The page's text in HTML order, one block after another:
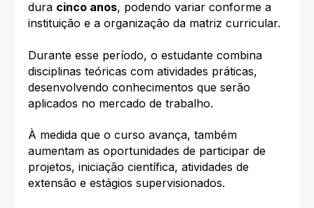
dura cinco anos, podendo variar conforme a
instituição e a organização da matriz curricular.
Durante esse período, o estudante combina
disciplinas teóricas com atividades práticas,
desenvolvendo conhecimentos que serão
aplicados no mercado de trabalho.
À medida que o curso avança, também
aumentam as oportunidades de participar de
projetos, iniciação científica, atividades de
extensão e estágios supervisionados.